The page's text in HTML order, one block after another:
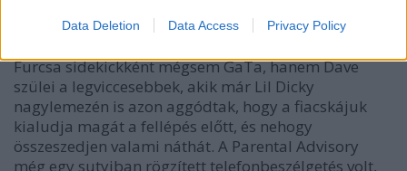
Data Deletion Data Access Privacy Policy
ki a fekete hipermaszkulinitás.
Furcsa sidekickként mégsem GaTa, hanem Dave
szülei a legviccesebbek, akik már Lil Dicky
nagylemezén is azon aggódtak, hogy a fiacskájuk
kialudja magát a fellépés előtt, és nehogy
összeszedjen valami náthát. A Parental Advisory
még egy sutyiban rögzített telefonbeszélgetés volt,